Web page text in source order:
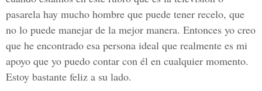
pasarela hay mucho hombre que puede tener recelo, que
no lo puede manejar de la mejor manera. Entonces yo creo
que he encontrado esa persona ideal que realmente es mi
apoyo que yo puedo contar con él en cualquier momento.
Estoy bastante feliz a su lado.